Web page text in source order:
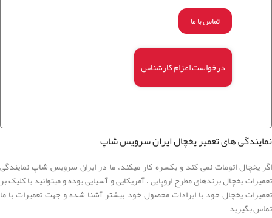
تماس با ما
درخواست اعزام کارشناس
نمایندگی های تعمیر یخچال ایران سرویس شاپ
اگر یخچال اتومات نمی کند و یکسره کار میکند، ما در ایران سرویس شاپ نمایندگی
تعمیرات یخچال برندهای مطرح اروپایی ، آمریکایی و آسیایی بوده و میتوانید با کلیک بر
تعمیرات یخچال خود با ایرادات محصول خود بیشتر آشنا شده و جهت تعمیرات با ما
تماس بگیرید